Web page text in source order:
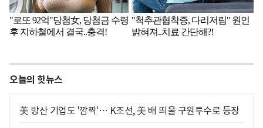
오늘의 핫뉴스
美 방산 기업도 '깜짝'… K조선, 美 배 띄울 구원투수로 등장